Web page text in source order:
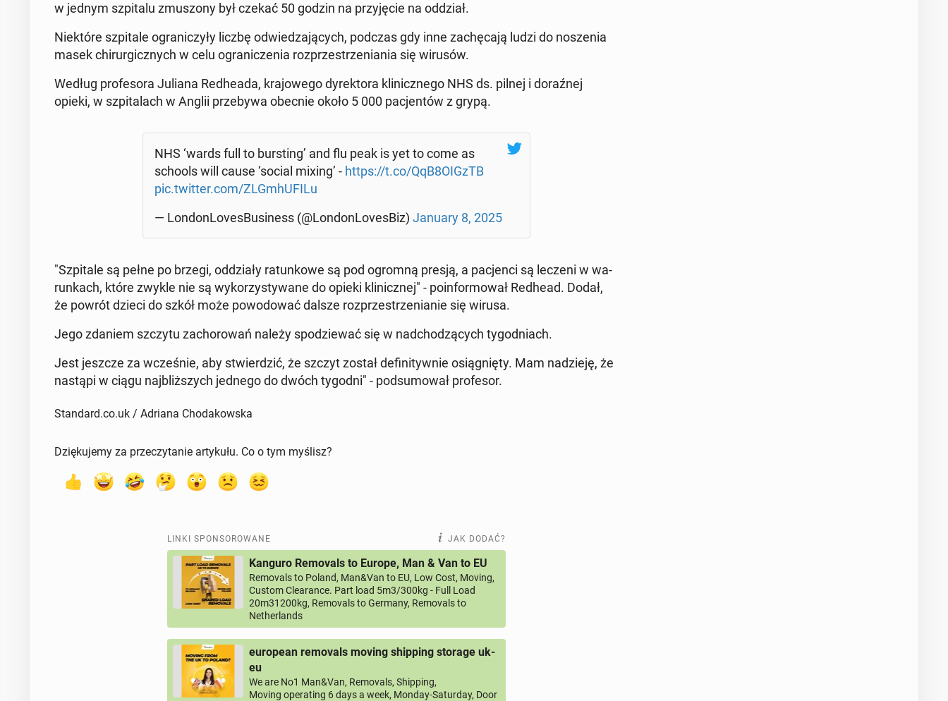
w jednym szpi­ta­lu zmu­szo­ny był czekać 50 godzin na przy­ję­cie na oddział.
Nie­któ­re szpi­ta­le ogra­ni­czy­ły liczbę od­wie­dza­ją­cych, podczas gdy inne za­chę­ca­ją ludzi do no­sze­nia
masek chi­rur­gicz­nych w celu ogra­ni­cze­nia roz­prze­strze­nia­nia się wirusów.
Według pro­fe­so­ra Juliana Re­dhe­ada, kra­jo­we­go dy­rek­to­ra kli­nicz­ne­go NHS ds. pilnej i do­raź­nej
opieki, w szpi­ta­lach w Anglii prze­by­wa obecnie około 5 000 pa­cjen­tów z grypą.
NHS ‘wards full to bur­sting’ and flu peak is yet to come as
schools will cause ‘social mixing’ - https://t.co/QqB8OIGzTB
pic.twitter.com/ZLGm­hU­FI­Lu
— Lon­don­Lo­ves­Bu­si­ness (@Lon­don­Lo­ves­Biz) January 8, 2025
"Szpi­ta­le są pełne po brzegi, od­dzia­ły ra­tun­ko­we są pod ogromną presją, a pa­cjen­ci są leczeni w wa­
run­kach, które zwykle nie są wy­ko­rzy­sty­wa­ne do opieki kli­nicz­nej" - po­in­for­mo­wał Redhead. Dodał,
że powrót dzieci do szkół może po­wo­do­wać dalsze roz­prze­strze­nia­nie się wirusa.
Jego zdaniem szczytu za­cho­ro­wań należy spo­dzie­wać się w nad­cho­dzą­cych ty­go­dniach.
Jest jeszcze za wcze­śnie, aby stwier­dzić, że szczyt został de­fi­ni­tyw­nie osią­gnię­ty. Mam na­dzie­ję, że
nastąpi w ciągu naj­bliż­szych jednego do dwóch tygodni" - pod­su­mo­wał pro­fe­sor.
Standard.co.uk / Adriana Chodakowska
Dziękujemy za przeczytanie artykułu. Co o tym myślisz?
LINKI SPONSOROWANE JAK DODAĆ?
Kanguro Removals to Europe, Man & Van to EU
Removals to Poland, Man&Van to EU, Low Cost, Moving,
Custom Clearance. Part load 5m3/300kg - Full Load
20m31200kg, Removals to Germany, Removals to
Netherlands
european removals moving shipping storage uk-
eu
We are No1 Man&Van, Removals, Shipping,
Moving operating 6 days a week, Monday-Saturday, Door